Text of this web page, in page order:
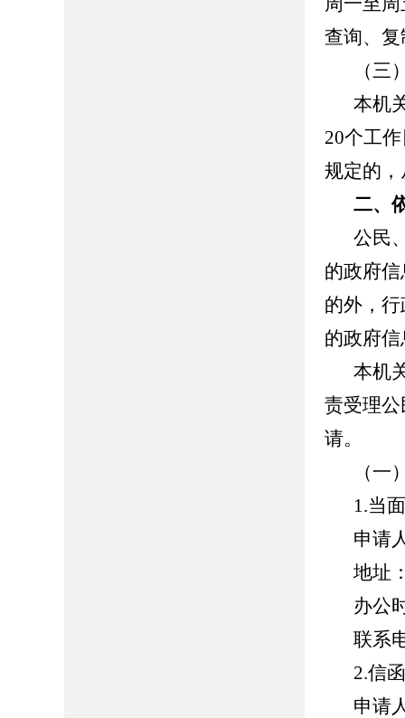
查询、
（三
本机
20个工
规定的
二、
公民
的政府
的外，
的政府
本机
责受理
请。
（一
1.当
申请
地址
办公
联系
2.信
申请